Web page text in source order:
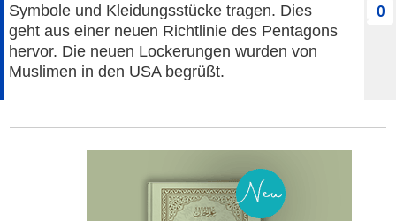
Symbole und Kleidungsstücke tragen. Dies
geht aus einer neuen Richtlinie des Pentagons
hervor. Die neuen Lockerungen wurden von
Muslimen in den USA begrüßt.
0